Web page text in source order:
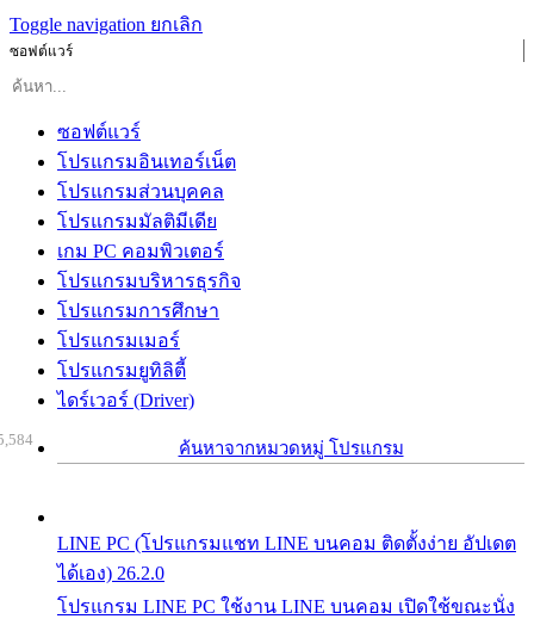
Toggle navigation ยกเลิก
ซอฟต์แวร์
ซอฟต์แวร์
โปรแกรมอินเทอร์เน็ต
โปรแกรมส่วนบุคคล
โปรแกรมมัลติมีเดีย
เกม PC คอมพิวเตอร์
โปรแกรมบริหารธุรกิจ
โปรแกรมการศึกษา
โปรแกรมเมอร์
โปรแกรมยูทิลิตี้
ไดร์เวอร์ (Driver)
ค้นหาจากหมวดหมู่ โปรแกรม
LINE PC (โปรแกรมแชท LINE บนคอม ติดตั้งง่าย อัปเดต
ได้เอง) 26.2.0
โปรแกรม LINE PC ใช้งาน LINE บนคอม เปิดใช้ขณะนั่ง